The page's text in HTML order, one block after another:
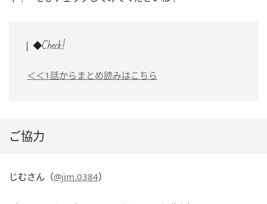
◆Check!
＜＜1話からまとめ読みはこちら
ご協力
じむさん（@jim.0384）